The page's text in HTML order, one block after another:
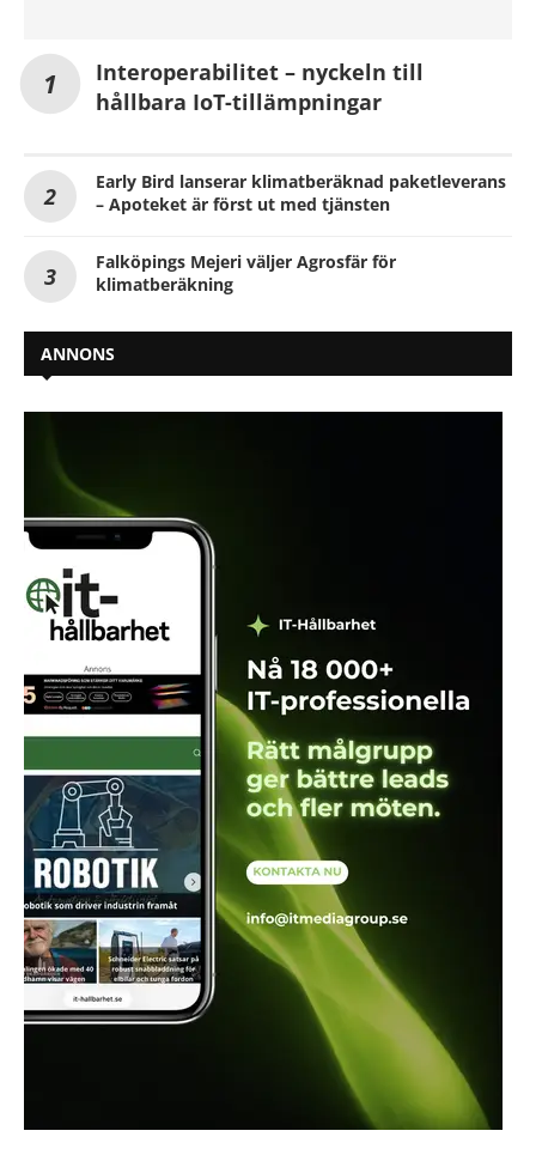
Interoperabilitet – nyckeln till
hållbara IoT-tillämpningar
Early Bird lanserar klimatberäknad paketleverans
– Apoteket är först ut med tjänsten
Falköpings Mejeri väljer Agrosfär för
klimatberäkning
ANNONS